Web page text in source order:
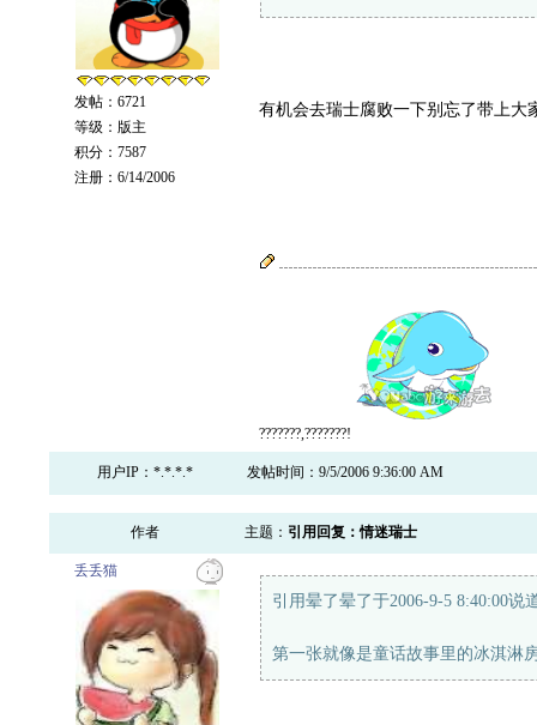
发帖：6721
等级：版主
积分：7587
注册：6/14/2006
有机会去瑞士腐败一下别忘了带上大
???????,???????!
用户IP：*.*.*.* 发帖时间：9/5/2006 9:36:00 AM
作者 主题： 引用回复：情迷瑞士
丢丢猫
引用晕了晕了于2006-9-5 8:40:00说
第一张就像是童话故事里的冰淇淋